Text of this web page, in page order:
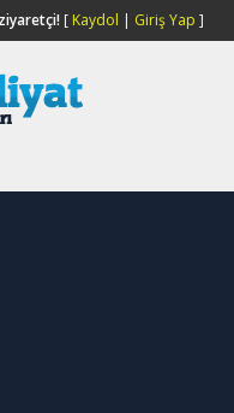
ziyaretçi![ Kaydol | Giriş Yap ]